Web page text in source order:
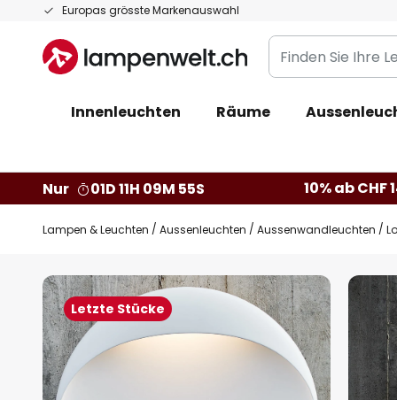
Europas grösste Markenauswahl
Zum
springen
Finden
Sie
Leuchte...
Innenleuchten Räume
Nur 01D 11H 09M 54S 10% ab CHF
Lampen & Leuchten Aussenleuchten Aussenwandleuchten
Letzte Stücke
Zum
Ende
der
Bildgalerie
springen